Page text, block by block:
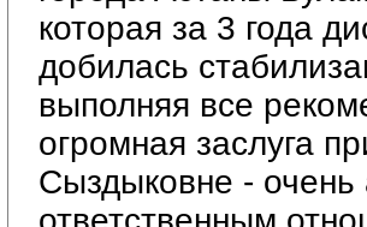
которая за 3 года
добилась
выполняя все
огромная заслуга
Сыздыковне - очень